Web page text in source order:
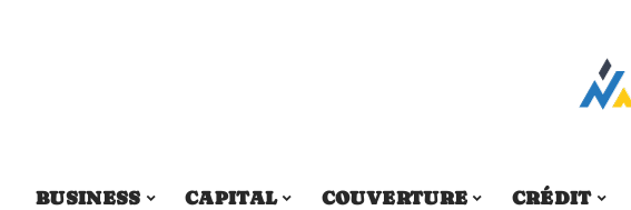
BUSINESS CAPITAL COUVERTURE CRÉDIT